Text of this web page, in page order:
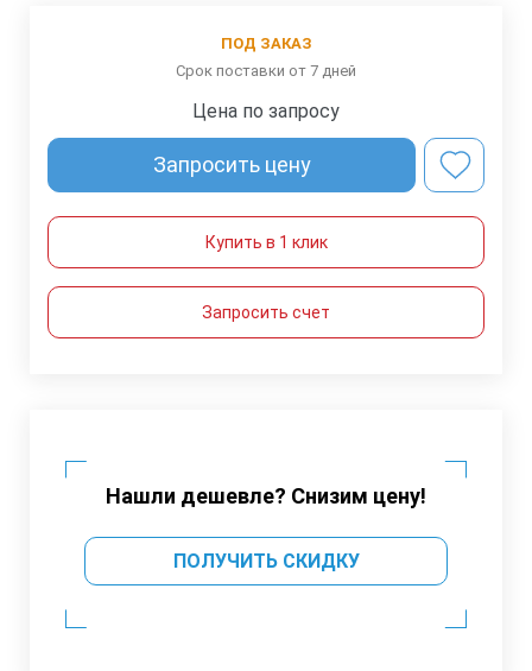
ПОД ЗАКАЗ
Срок поставки от 7 дней
Цена по запросу
Запросить цену
Купить в 1 клик
Запросить счет
Нашли дешевле? Снизим цену!
ПОЛУЧИТЬ СКИДКУ